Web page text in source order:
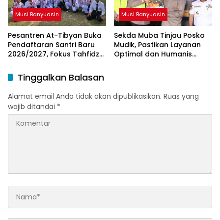
Musi Banyuasin
Pesantren At-Tibyan Buka
Pendaftaran Santri Baru
2026/2027, Fokus Tahfidz
Musi Banyuasin
Sekda Muba Tinjau Posko
Mudik, Pastikan Layanan
Optimal dan Humanis
Tinggalkan Balasan
Alamat email Anda tidak akan dipublikasikan. Ruas yang
wajib ditandai *